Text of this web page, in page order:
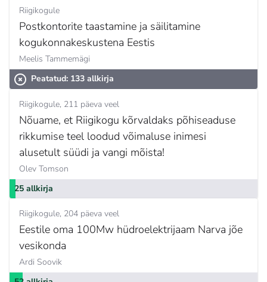
Riigikogule
Postkontorite taastamine ja säilitamine
kogukonnakeskustena Eestis
Meelis Tammemägi
Peatatud: 133 allkirja
Riigikogule 211 päeva veel
Nõuame, et Riigikogu kõrvaldaks põhiseaduse
rikkumise teel loodud võimaluse inimesi
alusetult süüdi ja vangi mõista!
Olev Tomson
25 allkirja
Riigikogule 204 päeva veel
Eestile oma 100Mw hüdroelektrijaam Narva jõe
vesikonda
Ardi Soovik